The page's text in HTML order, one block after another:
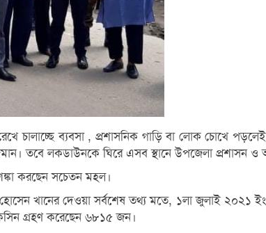
চালা‌চ্ছে ব্যবসা , প্রশাস‌নিক গা‌ড়ি বা লোক চো‌খে
তবে লকডাউনকে ঘিরে এসব স্থানে উপজেলা প্রশাসন
করছেন সচেতন মহল।
হোসেন খানের দেওয়া সর্বশেষ তথ্য মতে, ১লা জুলাই
গ্রহণ ক‌রে‌ছেন ৬৮১৫ জন।